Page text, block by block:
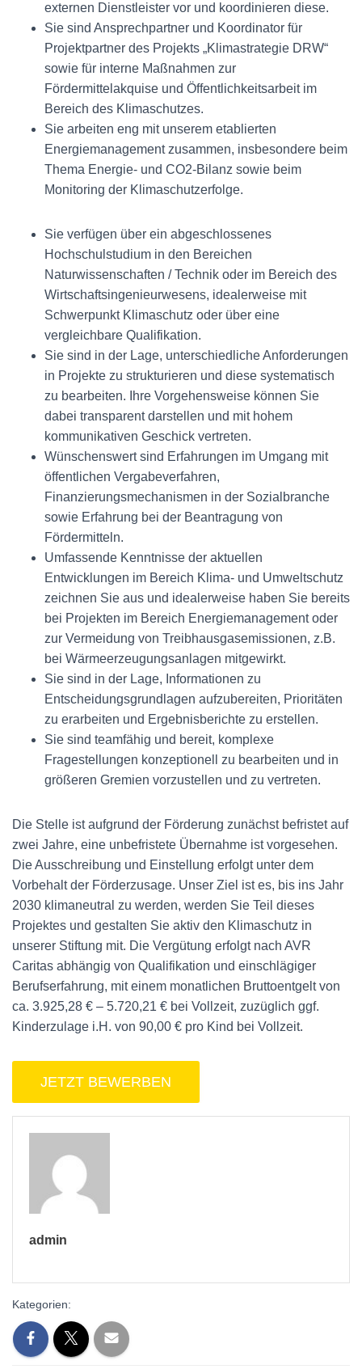
externen Dienstleister vor und koordinieren diese.
Sie sind Ansprechpartner und Koordinator für
Projektpartner des Projekts „Klimastrategie DRW“
sowie für interne Maßnahmen zur
Fördermittelakquise und Öffentlichkeitsarbeit im
Bereich des Klimaschutzes.
Sie arbeiten eng mit unserem etablierten
Energiemanagement zusammen, insbesondere beim
Thema Energie- und CO2-Bilanz sowie beim
Monitoring der Klimaschutzerfolge.
Sie verfügen über ein abgeschlossenes
Hochschulstudium in den Bereichen
Naturwissenschaften / Technik oder im Bereich des
Wirtschaftsingenieurwesens, idealerweise mit
Schwerpunkt Klimaschutz oder über eine
vergleichbare Qualifikation.
Sie sind in der Lage, unterschiedliche Anforderungen
in Projekte zu strukturieren und diese systematisch
zu bearbeiten. Ihre Vorgehensweise können Sie
dabei transparent darstellen und mit hohem
kommunikativen Geschick vertreten.
Wünschenswert sind Erfahrungen im Umgang mit
öffentlichen Vergabeverfahren,
Finanzierungsmechanismen in der Sozialbranche
sowie Erfahrung bei der Beantragung von
Fördermitteln.
Umfassende Kenntnisse der aktuellen
Entwicklungen im Bereich Klima- und Umweltschutz
zeichnen Sie aus und idealerweise haben Sie bereits
bei Projekten im Bereich Energiemanagement oder
zur Vermeidung von Treibhausgasemissionen, z.B.
bei Wärmeerzeugungsanlagen mitgewirkt.
Sie sind in der Lage, Informationen zu
Entscheidungsgrundlagen aufzubereiten, Prioritäten
zu erarbeiten und Ergebnisberichte zu erstellen.
Sie sind teamfähig und bereit, komplexe
Fragestellungen konzeptionell zu bearbeiten und in
größeren Gremien vorzustellen und zu vertreten.
Die Stelle ist aufgrund der Förderung zunächst befristet auf
zwei Jahre, eine unbefristete Übernahme ist vorgesehen.
Die Ausschreibung und Einstellung erfolgt unter dem
Vorbehalt der Förderzusage. Unser Ziel ist es, bis ins Jahr
2030 klimaneutral zu werden, werden Sie Teil dieses
Projektes und gestalten Sie aktiv den Klimaschutz in
unserer Stiftung mit. Die Vergütung erfolgt nach AVR
Caritas abhängig von Qualifikation und einschlägiger
Berufserfahrung, mit einem monatlichen Bruttoentgelt von
ca. 3.925,28 € – 5.720,21 € bei Vollzeit, zuzüglich ggf.
Kinderzulage i.H. von 90,00 € pro Kind bei Vollzeit.
admin
Kategorien: